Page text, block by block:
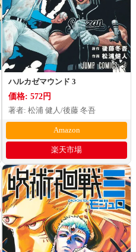
ハルカゼマウンド 3
価格: 572円
著者: 松浦 健人/後藤 冬吾
Amazon
楽天市場